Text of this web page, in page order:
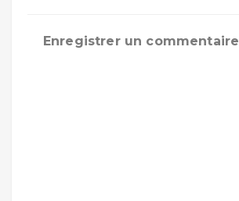
Enregistrer un commentaire